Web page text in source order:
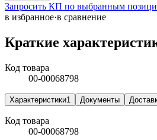
Запросить КП по выбранным
в избранное·в сравнение
Краткие
Код товара
00-00068798
Характеристики1 Документы
Код товара
00-00068798